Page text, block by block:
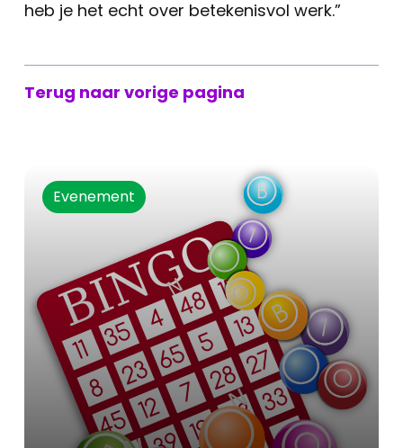
heb je het echt over betekenisvol werk.”
Terug naar vorige pagina
Evenement